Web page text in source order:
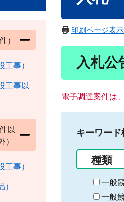
印刷ページ表示
入札公
電子調達案件は、
キーワード
種類
一般
一般
）
工事）
工事以
以
）
工事）
）